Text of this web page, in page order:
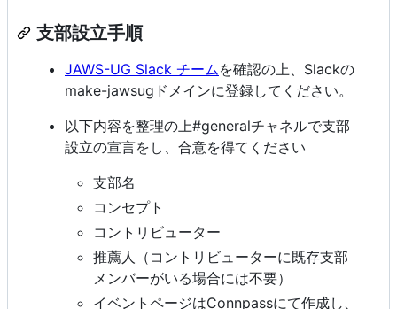
支部設立手順
JAWS-UG Slack チーム を確認の上、Slackの
make-jawsugドメインに登録してください。
以下内容を整理の上#generalチャネルで支部
設立の宣言をし、合意を得てください
支部名
コンセプト
コントリビューター
推薦人（コントリビューターに既存支部
メンバーがいる場合には不要）
イベントページはConnpassにて作成し、